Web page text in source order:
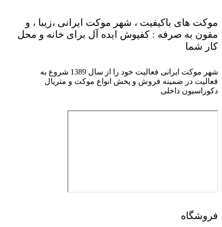
موکت های باکیفیت ، شهر موکت ایرانی ،زیبا ، و
مقون به صرفه : کفپوش ایده آل برای خانه و محل
کار شما
شهر موکت ایرانی فعالیت خود را از سال 1389 شروع به
فعالیت در ضمینه فروش و پخش انواع موکت و متریال
دکوراسیون داخلی
فروشگاه